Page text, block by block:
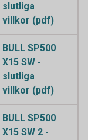
slutliga
villkor (pdf)
BULL SP500
X15 SW -
slutliga
villkor (pdf)
BULL SP500
X15 SW 2 -